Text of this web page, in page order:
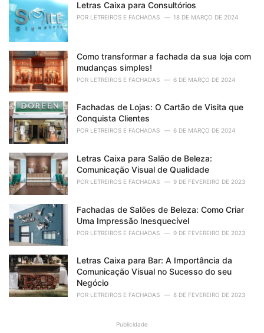
Letras Caixa para Consultórios
POR LETREIROS E FACHADAS 18 DE MARÇO DE 2024
Como transformar a fachada da sua loja com
mudanças simples!
POR LETREIROS E FACHADAS 6 DE MARÇO DE 2024
Fachadas de Lojas: O Cartão de Visita que
Conquista Clientes
POR LETREIROS E FACHADAS 6 DE MARÇO DE 2024
Letras Caixa para Salão de Beleza:
Comunicação Visual de Qualidade
POR LETREIROS E FACHADAS 9 DE FEVEREIRO DE 2023
Fachadas de Salões de Beleza: Como Criar
Uma Impressão Inesquecível
POR LETREIROS E FACHADAS 9 DE FEVEREIRO DE 2023
Letras Caixa para Bar: A Importância da
Comunicação Visual no Sucesso do seu
Negócio
POR LETREIROS E FACHADAS 8 DE FEVEREIRO DE 2023